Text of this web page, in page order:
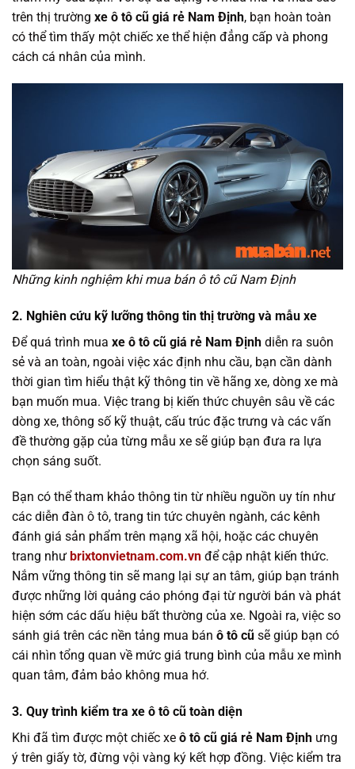
trên thị trường xe ô tô cũ giá rẻ Nam Định, bạn hoàn toàn
có thể tìm thấy một chiếc xe thể hiện đẳng cấp và phong
cách cá nhân của mình.
Những kinh nghiệm khi mua bán ô tô cũ Nam Định
2. Nghiên cứu kỹ lưỡng thông tin thị trường và mẫu xe
Để quá trình mua xe ô tô cũ giá rẻ Nam Định diễn ra suôn
sẻ và an toàn, ngoài việc xác định nhu cầu, bạn cần dành
thời gian tìm hiểu thật kỹ thông tin về hãng xe, dòng xe mà
bạn muốn mua. Việc trang bị kiến thức chuyên sâu về các
dòng xe, thông số kỹ thuật, cấu trúc đặc trưng và các vấn
đề thường gặp của từng mẫu xe sẽ giúp bạn đưa ra lựa
chọn sáng suốt.
Bạn có thể tham khảo thông tin từ nhiều nguồn uy tín như
các diễn đàn ô tô, trang tin tức chuyên ngành, các kênh
đánh giá sản phẩm trên mạng xã hội, hoặc các chuyên
trang như brixtonvietnam.com.vn để cập nhật kiến thức.
Nắm vững thông tin sẽ mang lại sự an tâm, giúp bạn tránh
được những lời quảng cáo phóng đại từ người bán và phát
hiện sớm các dấu hiệu bất thường của xe. Ngoài ra, việc so
sánh giá trên các nền tảng mua bán ô tô cũ sẽ giúp bạn có
cái nhìn tổng quan về mức giá trung bình của mẫu xe mình
quan tâm, đảm bảo không mua hớ.
3. Quy trình kiểm tra xe ô tô cũ toàn diện
Khi đã tìm được một chiếc xe ô tô cũ giá rẻ Nam Định ưng
ý trên giấy tờ, đừng vội vàng ký kết hợp đồng. Việc kiểm tra